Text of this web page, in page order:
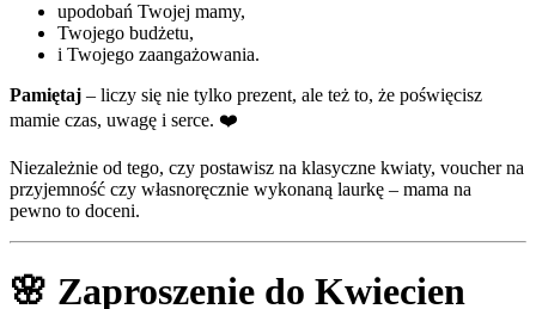
upodobań Twojej mamy,
Twojego budżetu,
i Twojego zaangażowania.
Pamiętaj – liczy się nie tylko prezent, ale też to, że poświęcisz
mamie czas, uwagę i serce. ❤️
Niezależnie od tego, czy postawisz na klasyczne kwiaty, voucher na
przyjemność czy własnoręcznie wykonaną laurkę – mama na
pewno to doceni.
🌸 Zaproszenie do Kwiecien